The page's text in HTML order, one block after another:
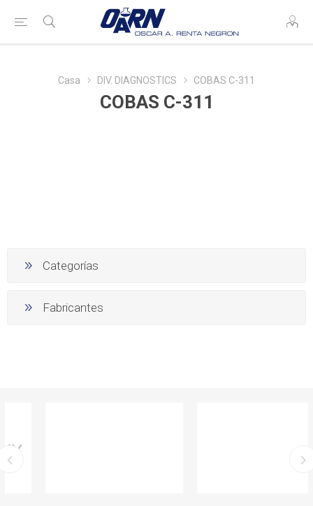
Casa DIV. DIAGNOSTICS COBAS C-311
COBAS C-311
Categorías
Fabricantes